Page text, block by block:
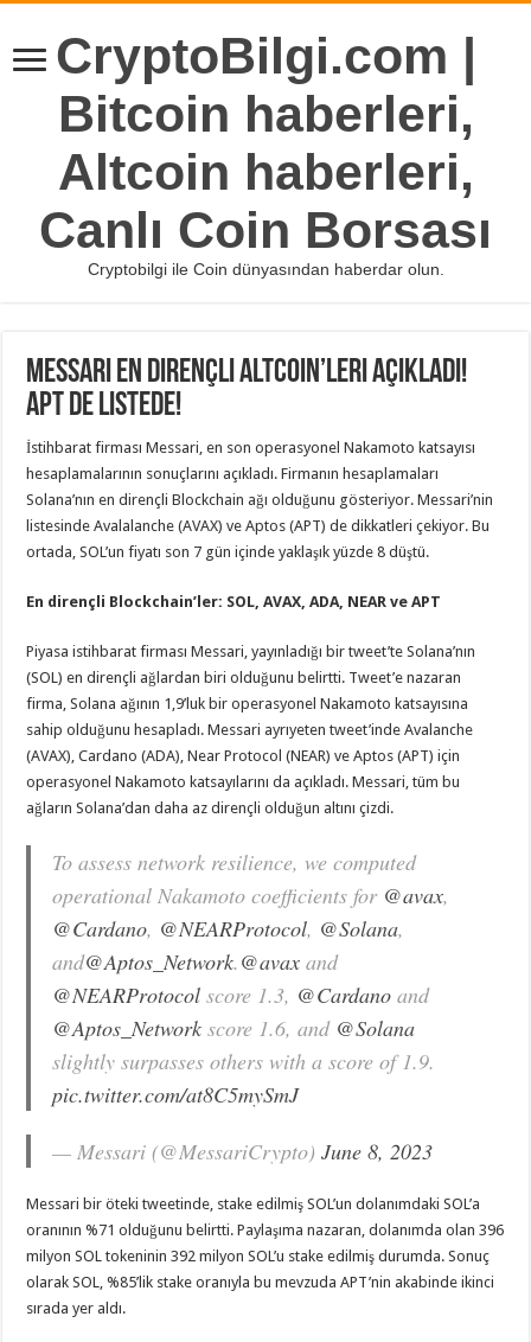
CryptoBilgi.com |
Bitcoin haberleri,
Altcoin haberleri,
Canlı Coin Borsası
Cryptobilgi ile Coin dünyasından haberdar olun.
Messari En Dirençli Altcoin’leri Açıkladı!
APT de Listede!
İstihbarat firması Messari, en son operasyonel Nakamoto katsayısı
hesaplamalarının sonuçlarını açıkladı. Firmanın hesaplamaları
Solana’nın en dirençli Blockchain ağı olduğunu gösteriyor. Messari’nin
listesinde Avalalanche (AVAX) ve Aptos (APT) de dikkatleri çekiyor. Bu
ortada, SOL’un fiyatı son 7 gün içinde yaklaşık yüzde 8 düştü.
En dirençli Blockchain’ler: SOL, AVAX, ADA, NEAR ve APT
Piyasa istihbarat firması Messari, yayınladığı bir tweet’te Solana’nın
(SOL) en dirençli ağlardan biri olduğunu belirtti. Tweet’e nazaran
firma, Solana ağının 1,9’luk bir operasyonel Nakamoto katsayısına
sahip olduğunu hesapladı. Messari ayrıyeten tweet’inde Avalanche
(AVAX), Cardano (ADA), Near Protocol (NEAR) ve Aptos (APT) için
operasyonel Nakamoto katsayılarını da açıkladı. Messari, tüm bu
ağların Solana’dan daha az dirençli olduğun altını çizdi.
To assess network resilience, we computed
operational Nakamoto coefficients for @avax,
@Cardano, @NEARProtocol, @Solana,
and@Aptos_Network. @avax and
@NEARProtocol score 1.3, @Cardano and
@Aptos_Network score 1.6, and @Solana
slightly surpasses others with a score of 1.9.
pic.twitter.com/at8C5mySmJ
— Messari (@MessariCrypto)June 8, 2023
Messari bir öteki tweetinde, stake edilmiş SOL’un dolanımdaki SOL’a
oranının %71 olduğunu belirtti. Paylaşıma nazaran, dolanımda olan 396
milyon SOL tokeninin 392 milyon SOL’u stake edilmiş durumda. Sonuç
olarak SOL, %85’lik stake oranıyla bu mevzuda APT’nin akabinde ikinci
sırada yer aldı.